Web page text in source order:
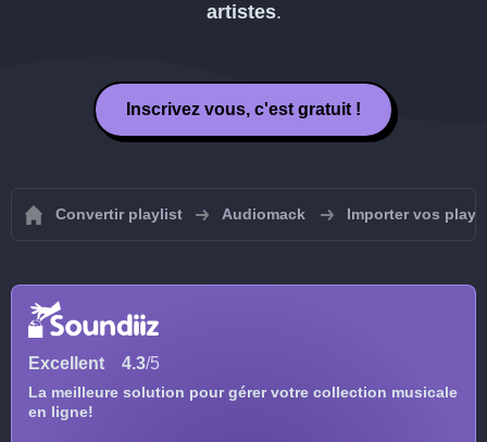
artistes.
Inscrivez vous, c'est gratuit !
Convertir playlist Audiomack Importer vos
Excellent 4.3/5
La meilleure solution pour gérer votre collection musicale
en ligne!